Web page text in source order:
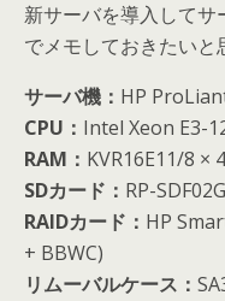
新サーバを導入して
でメモしておきたいと
サーバ機： HP
CPU： Intel Xeon E3-
RAM： KVR16E11/8 ×
SDカード： RP-
RAIDカード： HP
+ BBWC)
リムーバルケース：